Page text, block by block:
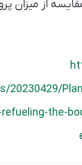
از میزان
20230429/
the-